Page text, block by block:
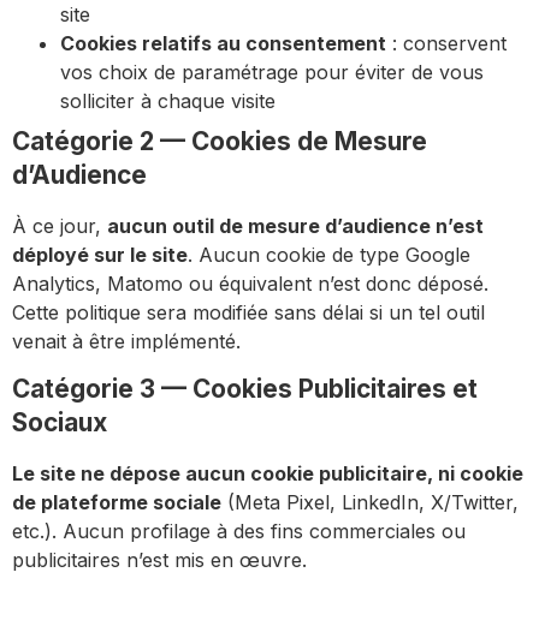
site
Cookies relatifs au consentement : conservent
vos choix de paramétrage pour éviter de vous
solliciter à chaque visite
Catégorie 2 — Cookies de Mesure
d’Audience
À ce jour, aucun outil de mesure d’audience n’est
déployé sur le site. Aucun cookie de type Google
Analytics, Matomo ou équivalent n’est donc déposé.
Cette politique sera modifiée sans délai si un tel outil
venait à être implémenté.
Catégorie 3 — Cookies Publicitaires et
Sociaux
Le site ne dépose aucun cookie publicitaire, ni cookie
de plateforme sociale (Meta Pixel, LinkedIn, X/Twitter,
etc.). Aucun profilage à des fins commerciales ou
publicitaires n’est mis en œuvre.